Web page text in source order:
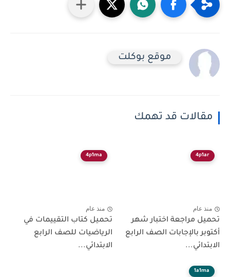
موقع بوكلت
مقالات قد تهمك
4p1ar
منذ عام
تحميل مراجعة اختبار شهر
أكتوبر بالإجابات الصف الرابع
الابتدائي...
4p1ma
منذ عام
تحميل كتاب التقييمات في
الرياضيات للصف الرابع
الابتدائي...
1a1ma